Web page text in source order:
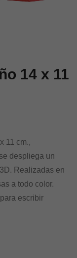
14 x 11
11 cm.,
despliega un
Realizadas en
a todo color.
escribir